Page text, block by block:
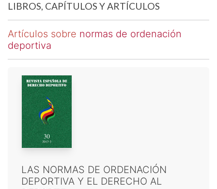
LIBROS, CAPÍTULOS Y ARTÍCULOS
Artículos sobre normas de ordenación
deportiva
LAS NORMAS DE ORDENACIÓN
DEPORTIVA Y EL DERECHO AL